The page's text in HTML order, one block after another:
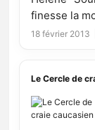
finesse la
18 février 2013
Le Cercle de